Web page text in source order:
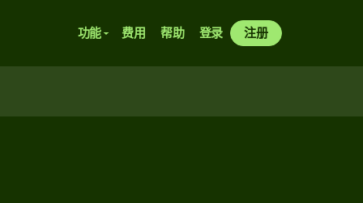
功能 费用 帮助 登录 注册